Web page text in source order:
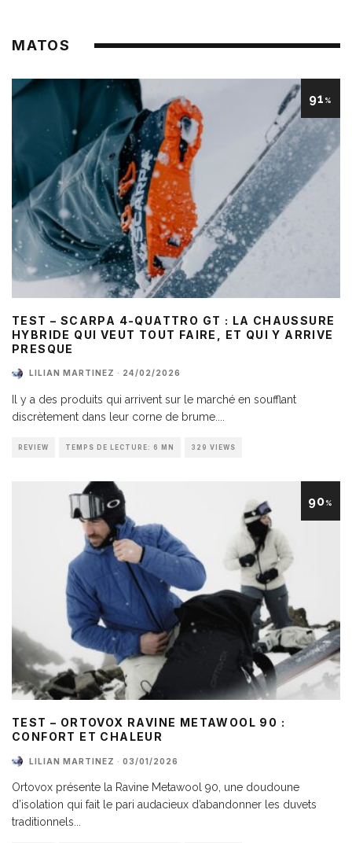
MATOS
91 %
TEST – SCARPA 4-QUATTRO GT : LA CHAUSSURE
HYBRIDE QUI VEUT TOUT FAIRE, ET QUI Y ARRIVE
PRESQUE
LILIAN MARTINEZ · 24/02/2026
Il y a des produits qui arrivent sur le marché en soufflant
discrètement dans leur corne de brume.
REVIEW TEMPS DE LECTURE: 6 MN 329 VIEWS
90%
TEST – ORTOVOX RAVINE METAWOOL 90 :
CONFORT ET CHALEUR
LILIAN MARTINEZ · 03/01/2026
Ortovox présente la Ravine Metawool 90, une doudoune
d’isolation qui fait le pari audacieux d’abandonner les duvets
traditionnels...